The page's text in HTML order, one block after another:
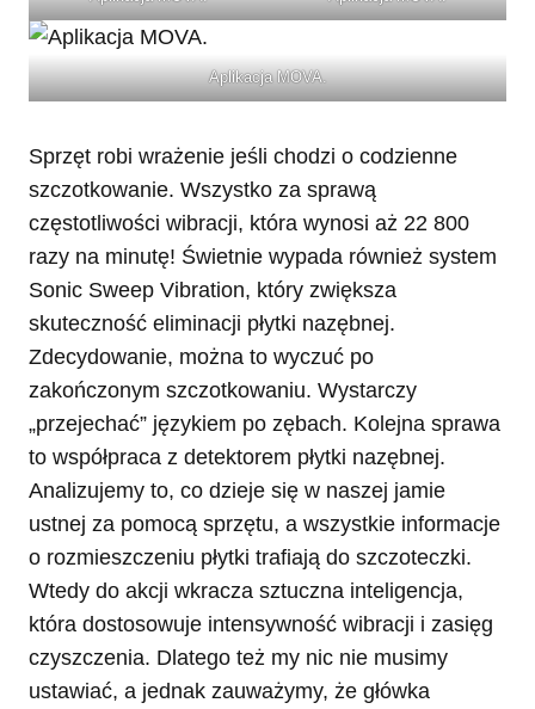
Aplikacja MOVA.
Sprzęt robi wrażenie jeśli chodzi o codzienne
szczotkowanie. Wszystko za sprawą
częstotliwości wibracji, która wynosi aż 22 800
razy na minutę! Świetnie wypada również system
Sonic Sweep Vibration, który zwiększa
skuteczność eliminacji płytki nazębnej.
Zdecydowanie, można to wyczuć po
zakończonym szczotkowaniu. Wystarczy
„przejechać” językiem po zębach. Kolejna sprawa
to współpraca z detektorem płytki nazębnej.
Analizujemy to, co dzieje się w naszej jamie
ustnej za pomocą sprzętu, a wszystkie informacje
o rozmieszczeniu płytki trafiają do szczoteczki.
Wtedy do akcji wkracza sztuczna inteligencja,
która dostosowuje intensywność wibracji i zasięg
czyszczenia. Dlatego też my nic nie musimy
ustawiać, a jednak zauważymy, że główka